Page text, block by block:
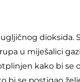
u miješalici
kako bi